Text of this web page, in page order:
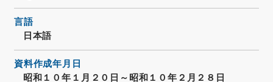
言語
日本語
資料作成年月日
昭和１０年１月２０日～昭和１０年２月２８日